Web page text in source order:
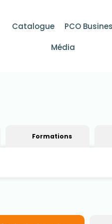
Catalogue PCO
Média
Formations